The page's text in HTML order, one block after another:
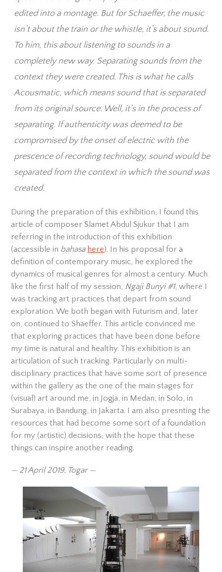
edited into a montage. But for Schaeffer, the music
isn’t about the train or the whistle, it’s about sound.
To him, this about listening to sounds in a
completely new way. Separating sounds from the
context they were created. This is what he calls
Acousmatic, which means sound that is separated
from its original source. Well, it’s in the process of
separating. If authenticity was deemed to be
compromised by the onset of electric with the
prescence of recording technology, sound would be
separated from the context in which the sound was
created.
During the preparation of this exhibition, I found this
article of composer Slamet Abdul Sjukur that I am
referring in the introduction of this exhibition
(accessible in bahasa here). In his proposal for a
definition of contemporary music, he explored the
dynamics of musical genres for almost a century. Much
like the first half of my session, Ngaji Bunyi #1, where I
was tracking art practices that depart from sound
exploration. We both began with Futurism and, later
on, continued to Shaeffer. This article convinced me
that exploring practices that have been done before
my time is natural and healthy. This exhibition is an
articulation of such tracking. Particularly on multi-
disciplinary practices that have some sort of presence
within the gallery as the one of the main stages for
(visual) art around me, in Jogja, in Medan, in Solo, in
Surabaya, in Bandung, in Jakarta. I am also presnting the
resources that had become some sort of a foundation
for my (artistic) decisions, with the hope that these
things can inspire another reading.
— 21 April 2019, Togar —